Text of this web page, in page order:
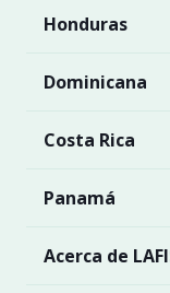
Honduras
Dominicana
Costa Rica
Panamá
Acerca de